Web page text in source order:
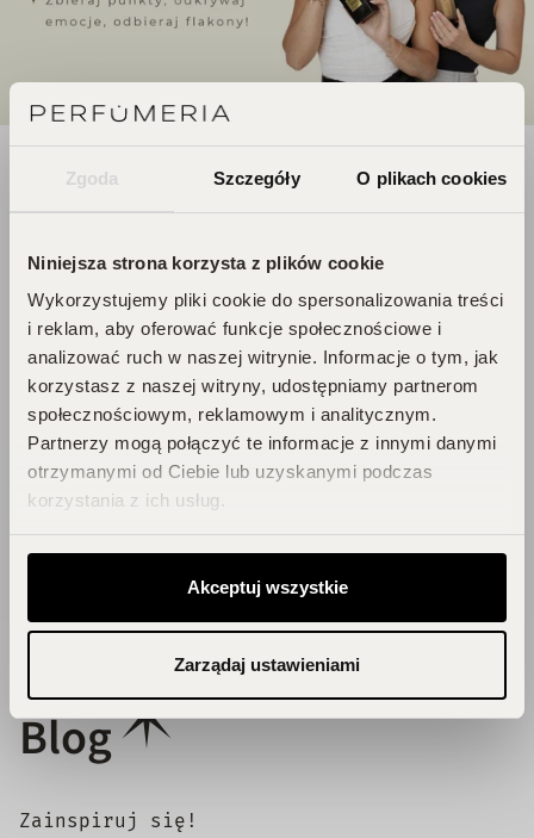
Zgoda Szczegóły O plikach cookies
Niniejsza strona korzysta z plików cookie
Wykorzystujemy pliki cookie do spersonalizowania treści
i reklam, aby oferować funkcje społecznościowe i
analizować ruch w naszej witrynie. Informacje o tym, jak
korzystasz z naszej witryny, udostępniamy partnerom
społecznościowym, reklamowym i analitycznym.
Partnerzy mogą połączyć te informacje z innymi danymi
otrzymanymi od Ciebie lub uzyskanymi podczas
korzystania z ich usług.
Akceptuj wszystkie
Zarządaj ustawieniami
DOŁĄCZ DO ŚWIATA
PERFUCLUB!
Każde zakupy to krok w stronę Twojego
wymarzonego flakonu. Czekają na
Ciebie zniżki i prezenty, których nie
chcesz przegapić!
Zbieraj punkty, odkrywaj emocje,
odbieraj flakony!
DOŁĄCZ DO KLUBU!
Blog
Zainspiruj się!